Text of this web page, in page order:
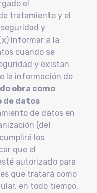
el
tratamiento y el
y
Informar a la
cuando se
y existan
la información de
obra como
de datos
de datos en
(del
los
que el
autorizado para
que tratará como
en todo tiempo,